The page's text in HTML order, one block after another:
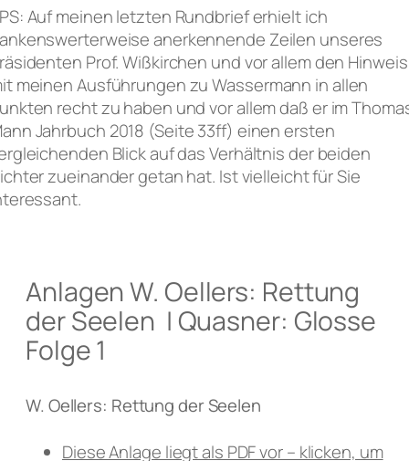
Auf meinen letzten Rundbrief erhielt ich
anerkennende Zeilen unseres
Prof. Wißkirchen und vor allem den
meinen Ausführungen zu Wassermann in allen
recht zu haben und vor allem daß er im
Jahrbuch 2018 (Seite 33ff) einen ersten
Blick auf das Verhältnis der beiden
zueinander getan hat. Ist vielleicht für Sie
Anlagen W. Oellers: Rettung
der Seelen | Quasner: Glosse
Folge 1
W. Oellers: Rettung der Seelen
Diese Anlage liegt als PDF vor – klicken, um